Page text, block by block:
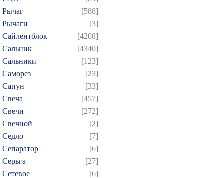
Рычаг
[588]
Рычаги
[3]
Сайлентблок
[4208]
Сальник
[4340]
Сальники
[123]
Саморез
[23]
Сапун
[33]
Свеча
[457]
Свечи
[272]
Свечной
[2]
Седло
[7]
Сепаратор
[6]
Серьга
[27]
Сетевое
[6]